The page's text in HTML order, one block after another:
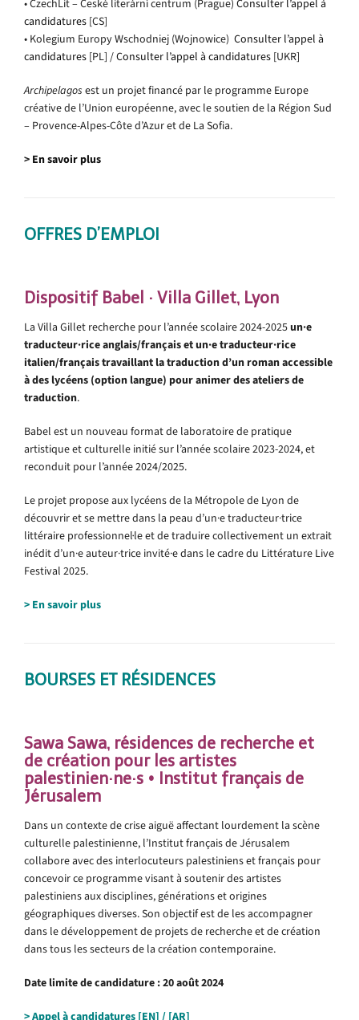
• CzechLit – České literární centrum (Prague) Consulter l’appel à
candidatures [CS]
• Kolegium Europy Wschodniej (Wojnowice) Consulter l’appel à
candidatures [PL] /Consulter l’appel à candidatures [UKR]
Archipelagos est un projet financé par le programme Europe
créative de l’Union européenne, avec le soutien de la Région Sud
– Provence-Alpes-Côte d’Azur et de La Sofia.
> En savoir plus
OFFRES D’EMPLOI
Dispositif Babel · Villa Gillet, Lyon
La Villa Gillet recherche pour l’année scolaire 2024-2025un·e
traducteur·rice anglais/français et un·e traducteur·rice
italien/françaistravaillant la traduction d’un roman accessible
à des lycéens (option langue) pour animer des ateliers de
traduction.
Babel est un nouveau format de laboratoire de pratique
artistique et culturelle initié sur l’année scolaire 2023-2024, et
reconduit pour l’année 2024/2025.
Le projet propose aux lycéens de la Métropole de Lyon de
découvrir et se mettre dans la peau d’un·e traducteur·trice
littéraire professionnel·le et de traduire collectivement un extrait
inédit d’un·e auteur·trice invité·e dans le cadre du Littérature Live
Festival 2025.
> En savoir plus
BOURSES ET RÉSIDENCES
Sawa Sawa, résidences de recherche et
de création pour les artistes
palestinien·ne·s • Institut français de
Jérusalem
Dans un contexte de crise aiguë affectant lourdement la scène
culturelle palestinienne, l’Institut français de Jérusalem
collabore avec des interlocuteurs palestiniens et français pour
concevoir ce programme visant à soutenir des artistes
palestiniens aux disciplines, générations et origines
géographiques diverses. Son objectif est de les accompagner
dans le développement de projets de recherche et de création
dans tous les secteurs de la création contemporaine.
Date limite de candidature : 20 août 2024
> Appel à candidatures [EN] / [AR]